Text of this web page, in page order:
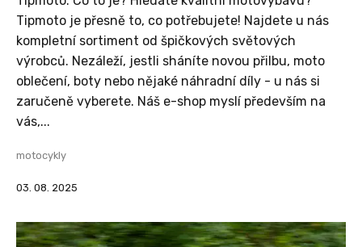
Tipmoto je přesně to, co potřebujete! Najdete u nás
kompletní sortiment od špičkových světových
výrobců. Nezáleží, jestli sháníte novou přilbu, moto
oblečení, boty nebo nějaké náhradní díly - u nás si
zaručeně vyberete. Náš e-shop myslí především na
vás,...
motocykly
03. 08. 2025